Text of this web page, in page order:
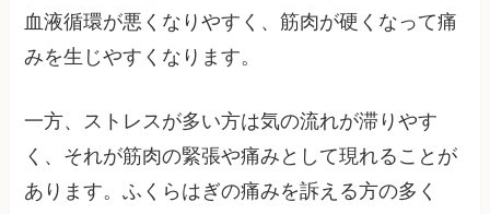
血液循環が悪くなりやすく、筋肉が硬くなって痛
みを生じやすくなります。
一方、ストレスが多い方は気の流れが滞りやす
く、それが筋肉の緊張や痛みとして現れることが
あります。ふくらはぎの痛みを訴える方の多く